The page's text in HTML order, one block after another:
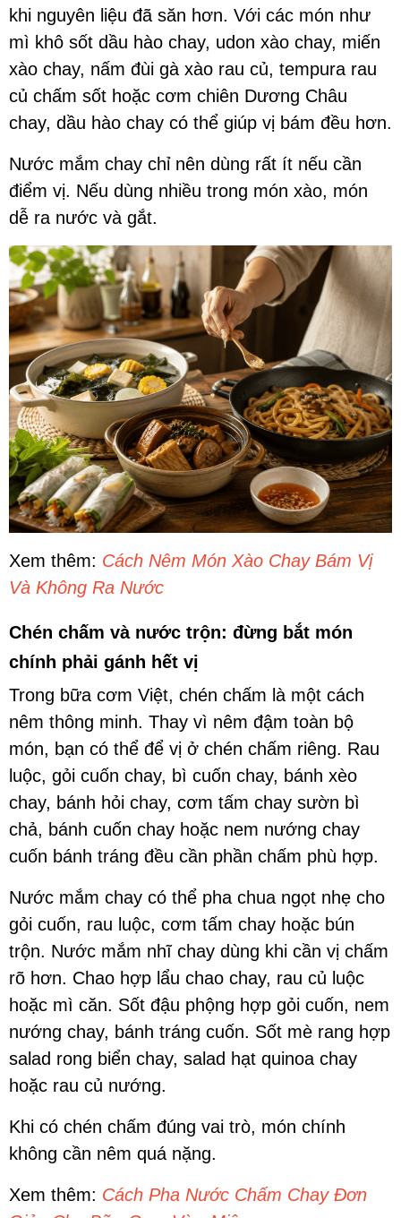
khi nguyên liệu đã săn hơn. Với các món như
mì khô sốt dầu hào chay, udon xào chay, miến
xào chay, nấm đùi gà xào rau củ, tempura rau
củ chấm sốt hoặc cơm chiên Dương Châu
chay, dầu hào chay có thể giúp vị bám đều hơn.
Nước mắm chay chỉ nên dùng rất ít nếu cần
điểm vị. Nếu dùng nhiều trong món xào, món
dễ ra nước và gắt.
Xem thêm: Cách Nêm Món Xào Chay Bám Vị
Và Không Ra Nước
Chén chấm và nước trộn: đừng bắt món
chính phải gánh hết vị
Trong bữa cơm Việt, chén chấm là một cách
nêm thông minh. Thay vì nêm đậm toàn bộ
món, bạn có thể để vị ở chén chấm riêng. Rau
luộc, gỏi cuốn chay, bì cuốn chay, bánh xèo
chay, bánh hỏi chay, cơm tấm chay sườn bì
chả, bánh cuốn chay hoặc nem nướng chay
cuốn bánh tráng đều cần phần chấm phù hợp.
Nước mắm chay có thể pha chua ngọt nhẹ cho
gỏi cuốn, rau luộc, cơm tấm chay hoặc bún
trộn. Nước mắm nhĩ chay dùng khi cần vị chấm
rõ hơn. Chao hợp lẩu chao chay, rau củ luộc
hoặc mì căn. Sốt đậu phộng hợp gỏi cuốn, nem
nướng chay, bánh tráng cuốn. Sốt mè rang hợp
salad rong biển chay, salad hạt quinoa chay
hoặc rau củ nướng.
Khi có chén chấm đúng vai trò, món chính
không cần nêm quá nặng.
Xem thêm: Cách Pha Nước Chấm Chay Đơn